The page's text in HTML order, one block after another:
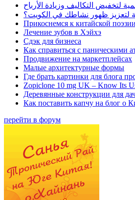
لتخفيض التكاليف وزيادة الأرباح
لتعزيز ظهور نشاطك في الكويت؟
Прикоснемся к китайской
Лечение зубов в Хэйхэ
Сдэк для бизнеса
Как справиться с паническими
Продвижение на маркетплейсах
Малые архитектурные формы
Где брать картинки для блога
Zopiclone 10 mg UK – Know Its
Деревянные конструкции для
Как поставить капчу на блог о
перейти в форум